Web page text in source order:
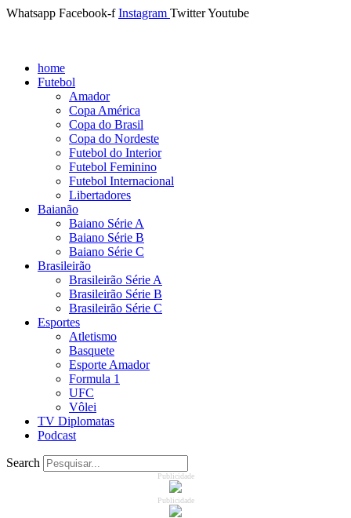
Whatsapp Facebook-f Instagram TwitterYoutube
home
Futebol
Amador
Copa América
Copa do Brasil
Copa do Nordeste
Futebol do Interior
Futebol Feminino
Futebol Internacional
Libertadores
Baianão
Baiano Série A
Baiano Série B
Baiano Série C
Brasileirão
Brasileirão Série A
Brasileirão Série B
Brasileirão Série C
Esportes
Atletismo
Basquete
Esporte Amador
Formula 1
UFC
Vôlei
TV Diplomatas
Podcast
Search
Publicidade
Publicidade